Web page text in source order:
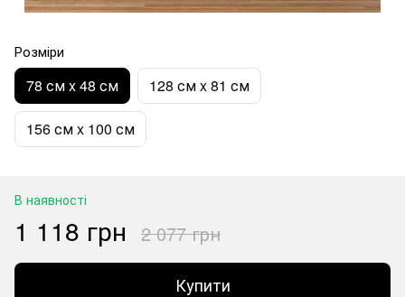
Розміри
78 см x 48 см 128 см x 81 см
156 см x 100 см
В наявності
1 118 грн 2 077 грн
Купити